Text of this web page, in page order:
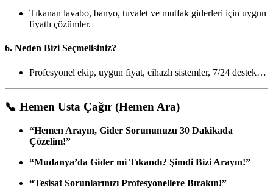
Tıkanan lavabo, banyo, tuvalet ve mutfak giderleri için uygun
fiyatlı çözümler.
6. Neden Bizi Seçmelisiniz?
Profesyonel ekip, uygun fiyat, cihazlı sistemler, 7/24 destek…
📞 Hemen Usta Çağır (Hemen Ara)
“Hemen Arayın, Gider Sorununuzu 30 Dakikada
Çözelim!”
“Mudanya’da Gider mi Tıkandı? Şimdi Bizi Arayın!”
“Tesisat Sorunlarınızı Profesyonellere Bırakın!”